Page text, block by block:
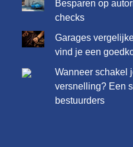
Besparen op
checks
Garages
vind je een
Wanneer schakel
versnelling? Een
bestuurders